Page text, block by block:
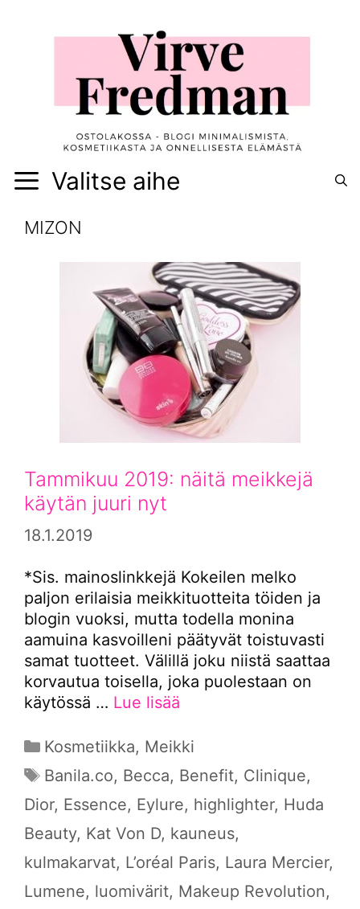
Valitse aihe
MIZON
Tammikuu 2019: näitä meikkejä
käytän juuri nyt
18.1.2019
*Sis. mainoslinkkejä Kokeilen melko
paljon erilaisia meikkituotteita töiden ja
blogin vuoksi, mutta todella monina
aamuina kasvoilleni päätyvät toistuvasti
samat tuotteet. Välillä joku niistä saattaa
korvautua toisella, joka puolestaan on
käytössä … Lue lisää
Kategoriat
Kosmetiikka, Meikki
Avainsanat
Banila.co, Becca, Benefit, Clinique,
Dior, Essence, Eylure, highlighter, Huda
Beauty, Kat Von D, kauneus,
kulmakarvat, L’oréal Paris, Laura Mercier,
Lumene, luomivärit, Makeup Revolution,